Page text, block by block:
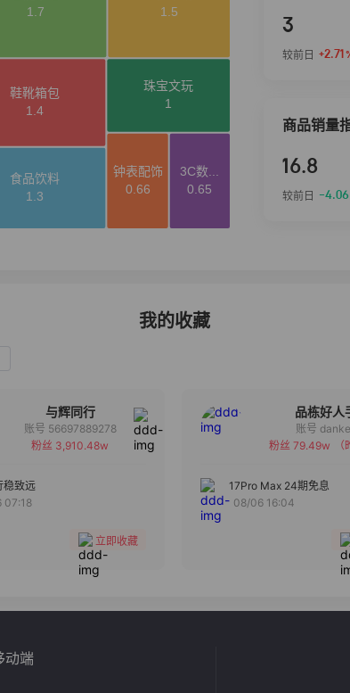
3
较前日 +2.71
商品销量
16.8
较前日 -4.06
我的收藏
与辉同行
备注
账号 56697889278
粉丝 3,910.48w
稳致远
07:18
立即收藏
品栋好人
备注
分组
账号
粉丝 79.49w
17Pro Max 24期免息
08/06 16:04
动端